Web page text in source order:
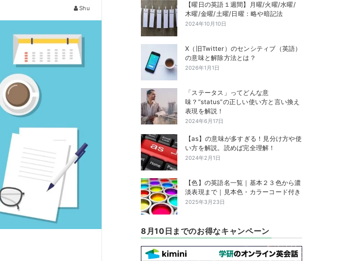
Shu
【曜日の英語１週間】月曜/火曜/水曜/
木曜/金曜/土曜/日曜：略や暗記法
2024年10月10日
X（旧Twitter）のセンシティブ（英語）
の意味と解除方法とは？
2026年1月1日
「ステータス」ってどんな意
味？”status”の正しい使い方と言い換え
表現を解説！
2024年6月17日
【as】の意味が多すぎる！見分け方や使
い方を解説。読めば完全理解！
2024年2月1日
【色】の英語名一覧｜基本２３色から濃
淡表現まで｜見本色・カラーコード付き
2025年3月23日
8月10日までのお得なキャンペーン